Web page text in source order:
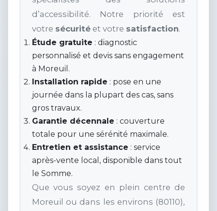
d’accessibilité. Notre priorité est
votre sécurité et votre satisfaction.
Étude gratuite : diagnostic
personnalisé et devis sans engagement
à Moreuil.
Installation rapide : pose en une
journée dans la plupart des cas, sans
gros travaux.
Garantie décennale : couverture
totale pour une sérénité maximale.
Entretien et assistance : service
après-vente local, disponible dans tout
le Somme.
Que vous soyez en plein centre de
Moreuil ou dans les environs (80110),